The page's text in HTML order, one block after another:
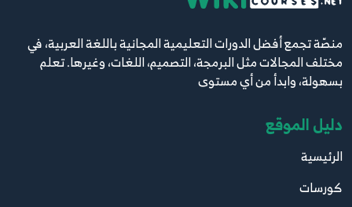
منصّة تجمع أفضل الدورات التعليمية المجانية باللغة العربية، في
مختلف المجالات مثل البرمجة، التصميم، اللغات، وغيرها. تعلم
بسهولة، وابدأ من أي مستوى
دليل الموقع
الرئيسية
كورسات